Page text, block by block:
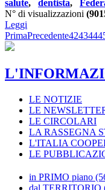
salute, dentista,
N° di visualizzazioni
Leggi
PrimaPrecedente424344
LE NOTIZIE
LE
LE CIRCOLARI
LA RASSEGNA
L'ITALIA
LE
in PRIMO piano